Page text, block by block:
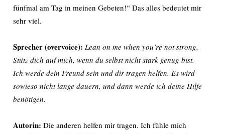
fünfmal am Tag in meinen Gebeten!“ Das alles bedeutet mir
sehr viel.
Sprecher (overvoice): Lean on me when you’re not strong.
Stütz dich auf mich, wenn du selbst nicht stark genug bist.
Ich werde dein Freund sein und dir tragen helfen. Es wird
sowieso nicht lange dauern, und dann werde ich deine Hilfe
benötigen.
Autorin: Die anderen helfen mir tragen. Ich fühle mich